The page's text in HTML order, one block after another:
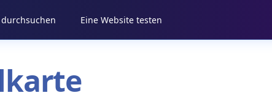
Eine Website testen